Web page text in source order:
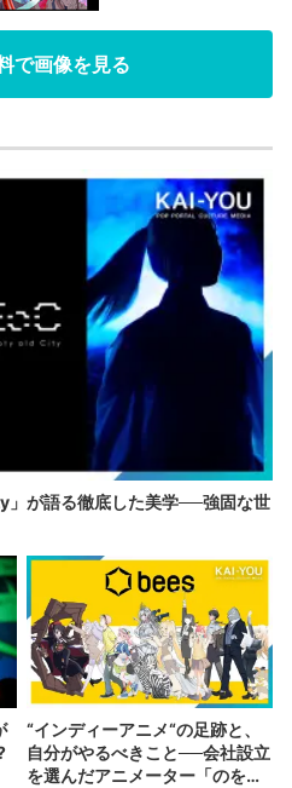
で画像を見る
が語る徹底した美学──強固な世
“インディーアニメ“の足跡と、
自分がやるべきこと──会社設立
を選んだアニメーター「のを